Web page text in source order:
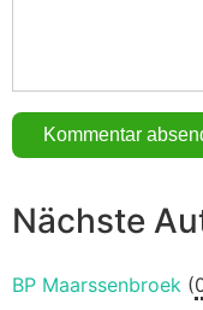
Nächste
BP Maarssenbroek (